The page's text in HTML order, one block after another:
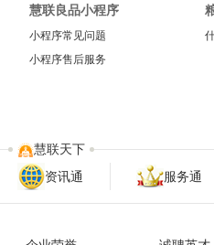
慧联良品小程序
小程序常见问题
小程序售后服务
资讯通 服务通
慧联天下